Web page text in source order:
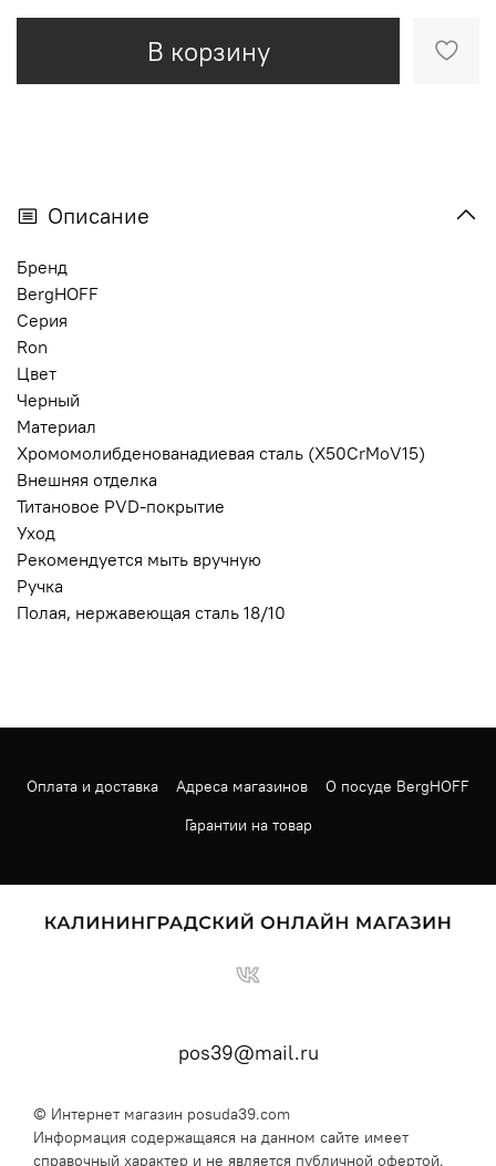
В корзину
Описание
Бренд
BergHOFF
Серия
Ron
Цвет
Черный
Материал
Хромомолибденованадиевая сталь (X50CrMoV15)
Внешняя отделка
Титановое PVD-покрытие
Уход
Рекомендуется мыть вручную
Ручка
Полая, нержавеющая сталь 18/10
Оплата и доставка Адреса магазинов
О посуде BergHOFF
Гарантии на товар
pos39@mail.ru
© Интернет магазин posuda39.com
Информация содержащаяся на данном сайте имеет
справочный характер и не является публичной офертой.